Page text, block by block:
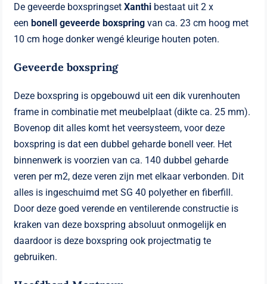
De geveerde boxspringsetXanthi bestaat uit 2 x
een bonell geveerde boxspring van ca. 23 cm hoog met
10 cm hoge donker wengé kleurige houten poten.
Geveerde boxspring
Deze boxspring is opgebouwd uit een dik vurenhouten
frame in combinatie met meubelplaat (dikte ca. 25 mm).
Bovenop dit alles komt het veersysteem, voor deze
boxspring is dat een dubbel geharde bonell veer. Het
binnenwerk is voorzien van ca. 140 dubbel geharde
veren per m2, deze veren zijn met elkaar verbonden. Dit
alles is ingeschuimd met SG 40 polyether en fiberfill.
Door deze goed verende en ventilerende constructie is
kraken van deze boxspring absoluut onmogelijk en
daardoor is deze boxspring ook projectmatig te
gebruiken.